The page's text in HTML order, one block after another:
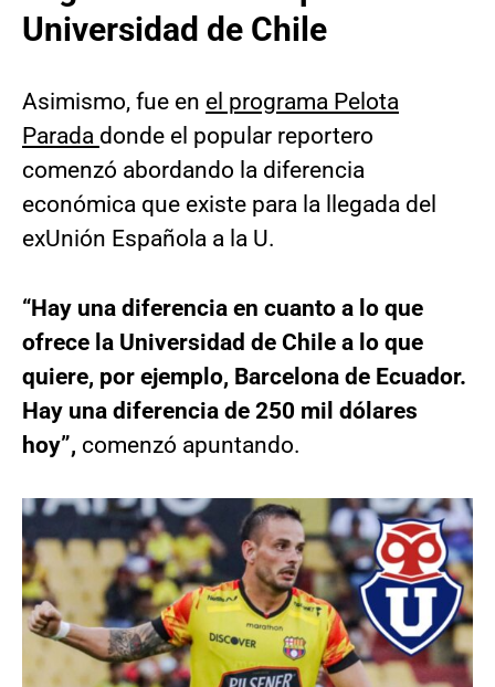
Universidad de Chile
Asimismo, fue en el programa Pelota
Parada donde el popular reportero
comenzó abordando la diferencia
económica que existe para la llegada del
exUnión Española a la U.
“Hay una diferencia en cuanto a lo que
ofrece la Universidad de Chile a lo que
quiere, por ejemplo, Barcelona de Ecuador.
Hay una diferencia de 250 mil dólares
hoy”, comenzó apuntando.